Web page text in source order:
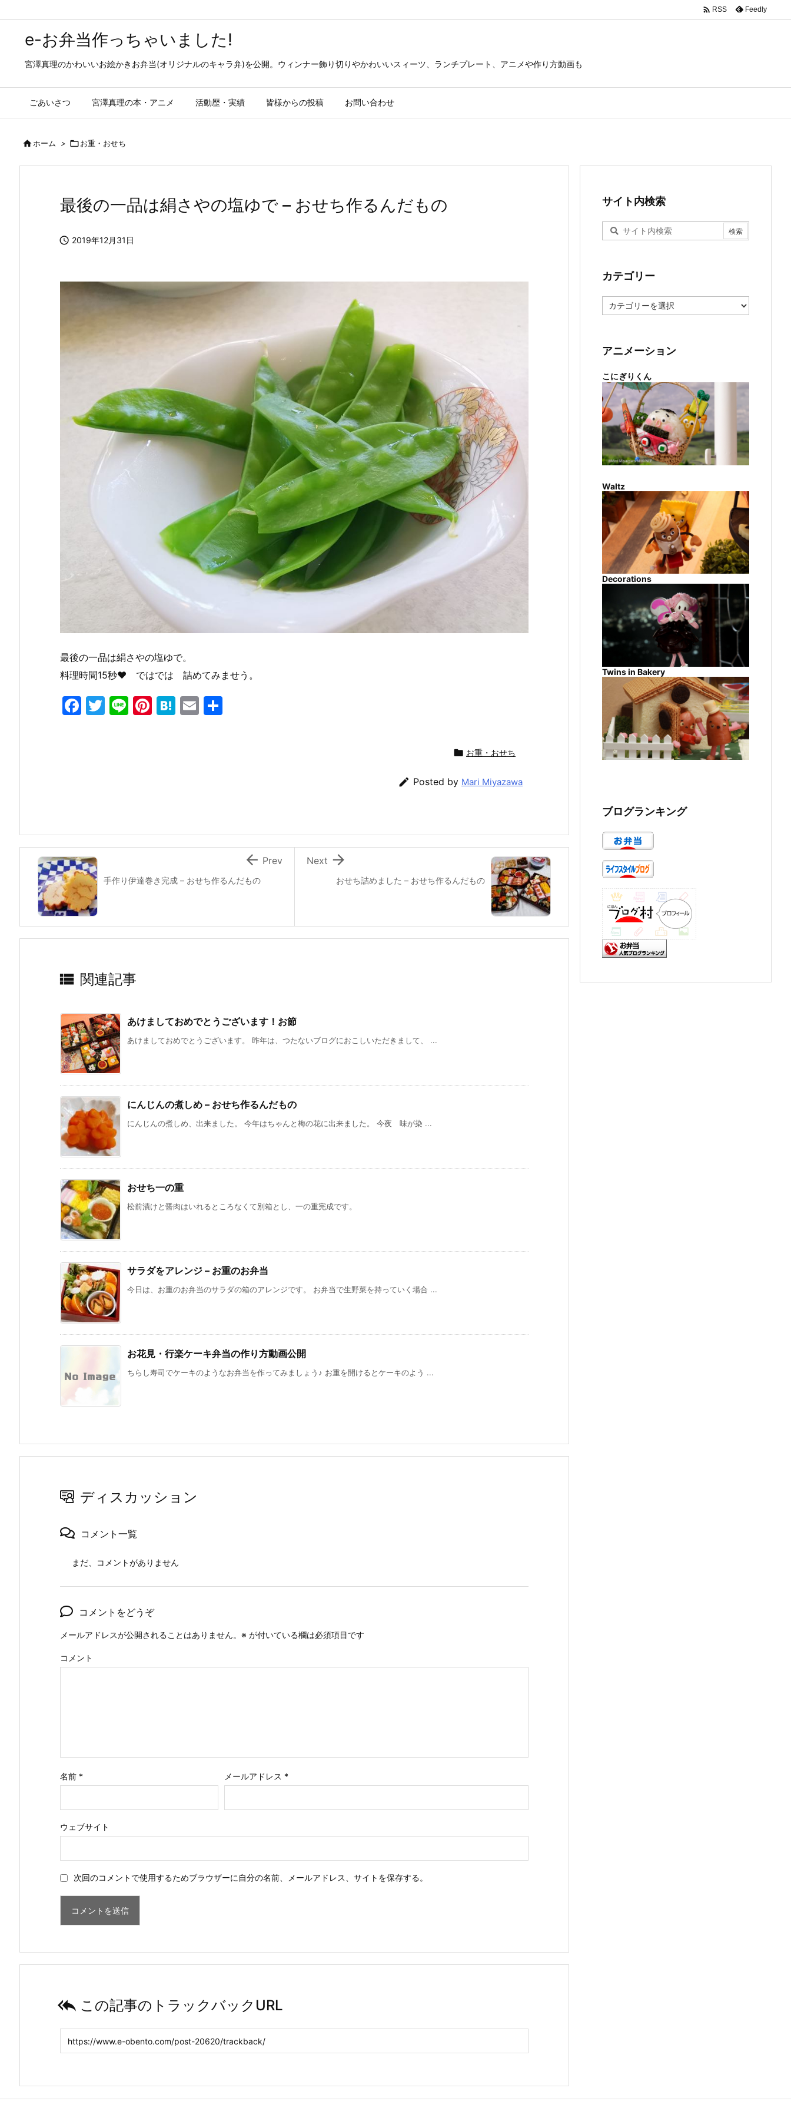
e-お弁当作っちゃいました!
宮澤真理のかわいいお絵かきお弁当(オリジナルのキャラ弁)を公開。ウィンナー飾り切りやかわいいスィーツ、ランチプレート、アニメや作り方動画も
ごあいさつ 宮澤真理の本・アニメ 活動歴・実績 皆様からの投稿 お問い合わせ
 RSS Feedly
ホーム > お重・おせち
最後の一品は絹さやの塩ゆで – おせち作るんだもの
 2019年12月31日
最後の一品は絹さやの塩ゆで。
料理時間15秒♥️ ではでは 詰めてみませう。
F
k
T
Li Pi H
E
 お重・おせち
 Posted by Mari Miyazawa
おせち詰めました – おせち作るんだもの

Next
手作り伊達巻き完成 – おせち作るんだもの
 Prev
 関連記事
あけましておめでとうございます！お節
あけましておめでとうございます。 昨年は、つたないブログにおこしいただきまして、 ...
にんじんの煮しめ – おせち作るんだもの
にんじんの煮しめ、出来ました。 今年はちゃんと梅の花に出来ました。 今夜 味が染 ...
おせち一の重
松前漬けと醤肉はいれるところなくて別箱とし、一の重完成です。
サラダをアレンジ – お重のお弁当
今日は、お重のお弁当のサラダの箱のアレンジです。 お弁当で生野菜を持っていく場合 ...
お花見・行楽ケーキ弁当の作り方動画公開
ちらし寿司でケーキのようなお弁当を作ってみましょう♪ お重を開けるとケーキのよう ...
ディスカッション
コメント一覧
まだ、コメントがありません
コメントをどうぞ
メールアドレスが公開されることはありません。 ※ が付いている欄は必須項目です
コメント
名前 * メールアドレス *
ウェブサイト
次回のコメントで使用するためブラウザーに自分の名前、メールアドレス、サイトを保存する。
 この記事のトラックバックURL
サイト内検索
カテゴリー
テ
ー
アニメーション
こにぎりくん
Waltz
Decorations
Twins in Bakery
ブログランキング